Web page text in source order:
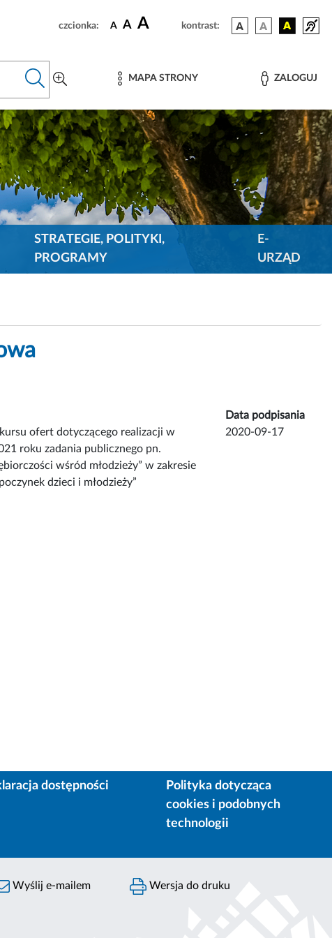
czcionka: A A A kontrast:
MAPA STRONY ZALOGUJ
STRATEGIE, POLITYKI,
PROGRAMY
E-
URZĄD
Data podpisania
ofert dotyczącego realizacji w
roku zadania publicznego pn.
wśród młodzieży” w zakresie
dzieci i młodzieży”
2020-09-17
dostępności
Polityka dotycząca
cookies i podobnych
technologii
Wyślij e-mailem Wersja do druku